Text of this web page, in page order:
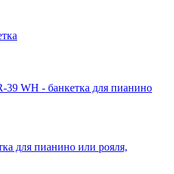
для пианино или рояля,